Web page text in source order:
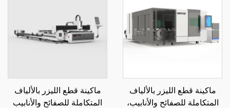
ماكينة قطع الليزر بالألياف
المتكاملة للصفائح والأنابيب،
ماكينة قطع الليزر بالألياف
المتكاملة للصفائح والأنابيب